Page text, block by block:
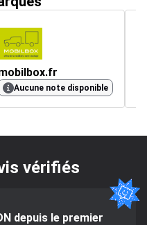
Aucune note disponible
vérifiés
depuis le premier